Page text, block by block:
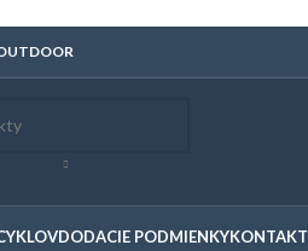
DODACIE PODMIENKYKONTAKT